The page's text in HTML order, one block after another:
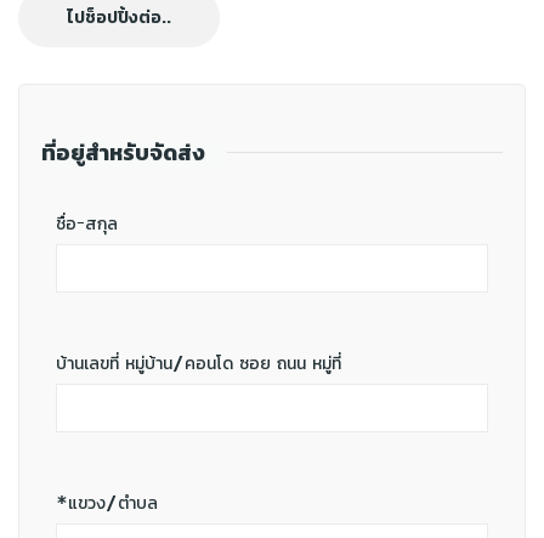
ไปช็อปปิ้งต่อ..
ที่อยู่สำหรับจัดส่ง
ชื่อ-สกุล
บ้านเลขที่ หมู่บ้าน/คอนโด ซอย ถนน หมู่ที่
*แขวง/ตำบล